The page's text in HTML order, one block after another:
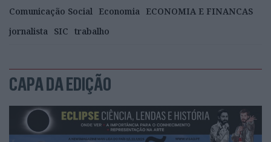
Comunicação Social Economia ECONOMIA E FINANCAS
jornalista SIC trabalho
CAPA DA EDIÇÃO